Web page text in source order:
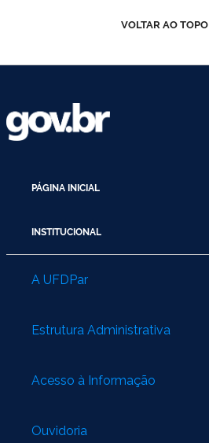
VOLTAR AO TOPO
PÁGINA INICIAL
INSTITUCIONAL
A UFDPar
Estrutura Administrativa
Acesso à Informação
Ouvidoria